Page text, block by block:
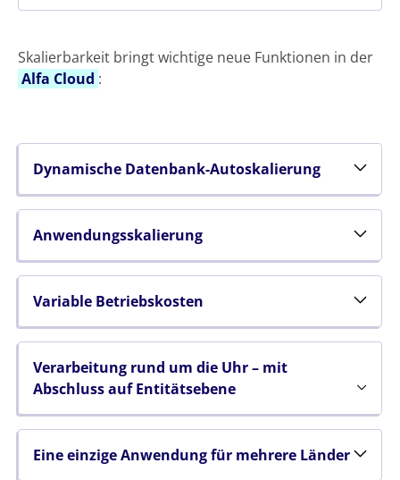
Skalierbarkeit bringt wichtige neue Funktionen in der
Alfa Cloud :
Dynamische Datenbank-Autoskalierung
Anwendungsskalierung
Variable Betriebskosten
Verarbeitung rund um die Uhr – mit
Abschluss auf Entitätsebene
Eine einzige Anwendung für mehrere Länder